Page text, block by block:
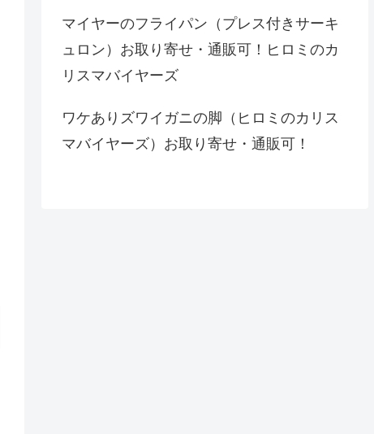
マイヤーのフライパン（プレス付きサーキ
ュロン）お取り寄せ・通販可！ヒロミのカ
リスマバイヤーズ
ワケありズワイガニの脚（ヒロミのカリス
マバイヤーズ）お取り寄せ・通販可！